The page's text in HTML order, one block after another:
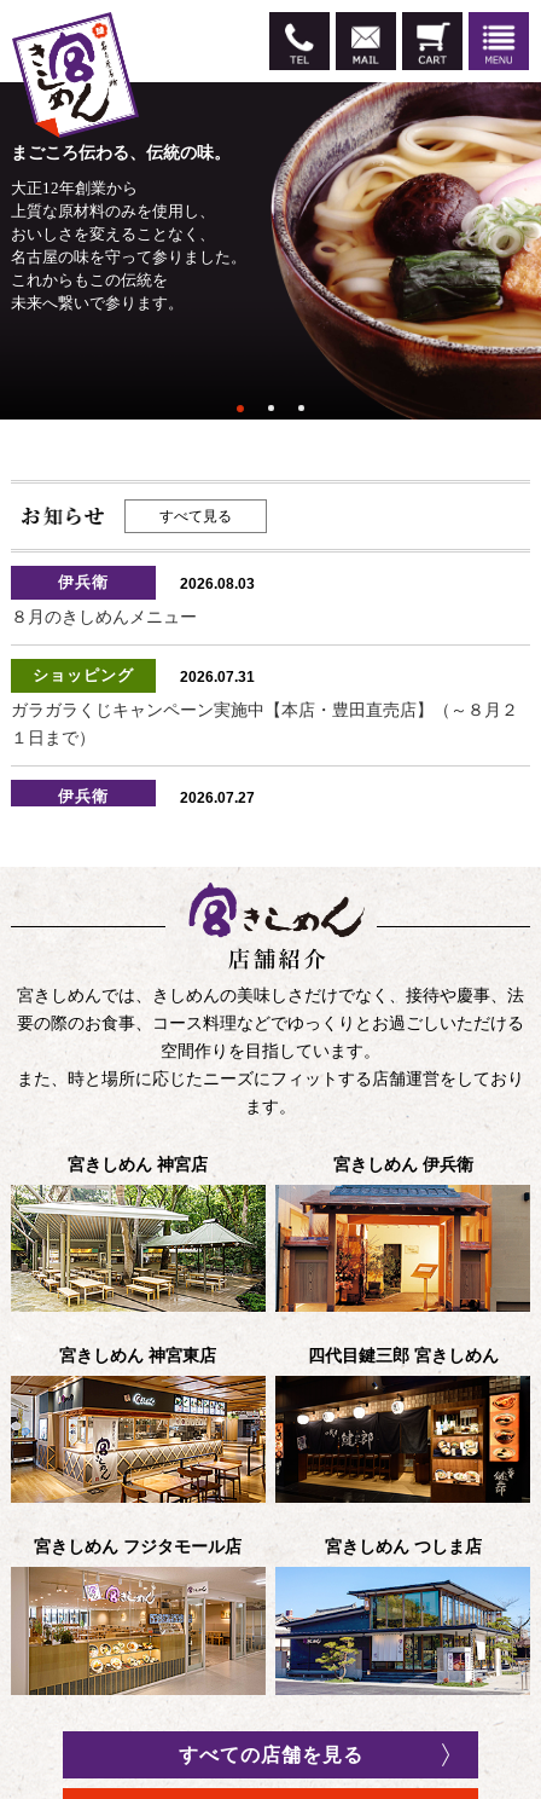
まごころ伝わる、伝統の味。
大正12年創業から
上質な原材料のみを使用し、
おいしさを変えることなく、
名古屋の味を守って参りました。
これからもこの伝統を
未来へ繋いで参ります。
すべて見る
伊兵衛 2026.08.03
８月のきしめんメニュー
ショッピング 2026.07.31
ガラガラくじキャンペーン実施中【本店・豊田直売店】（～８月２
１日まで）
伊兵衛 2026.07.27
2026.07.27
お盆期間の営業につきまして〈８月８日（土）～８月１６日
ショッピング 2026.06.30
夏の特別ギフト販売中！（６月９日（火）～８月１７日（月））
2026.06.05
名古屋市の「ふるさと納税」返礼品になりました
会社情報 2026.05.23
宮まんじゅうの販売について
ショッピング 2026.05.14
夏季限定商品 販売中！
四代目鍵三郎 2026.05.12
メニューを更新しました。
会社情報 2026.05.07
閉店のお知らせ（土岐店）
会社情報 2026.04.27
「半生きしめん おすまし味 3食入」が 名古屋市市長賞を受賞しまし
フジタモール店 2026.04.16
会社情報 2026.04.10
宮きしめんでは、きしめんの美味しさだけでなく、接待や慶事、法
要の際のお食事、コース料理などでゆっくりとお過ごしいただける
空間作りを目指しています。
また、時と場所に応じたニーズにフィットする店舗運営をしており
ます。
宮きしめん 神宮店 宮きしめん 伊兵衛
宮きしめん 神宮東店 四代目鍵三郎 宮きしめん
宮きしめん フジタモール店 宮きしめん つしま店
すべての店舗を見る